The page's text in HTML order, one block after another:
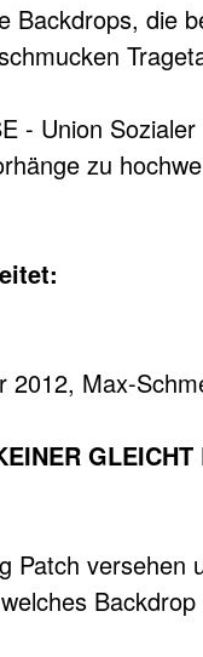
Backdrops, die
- Union
zu
2012, Max-
GLEICHT
Patch versehen
Backdrop